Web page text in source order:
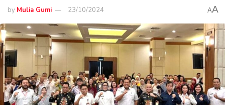
by Mulia Gumi 23/10/2024 AA